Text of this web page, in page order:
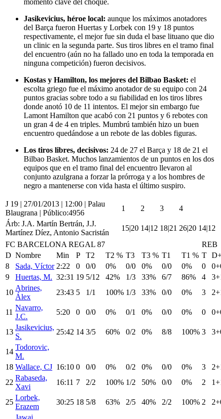
Jasikevicius, héroe local: aunque los máximos anotadores
del Barça fueron Huertas y Lorbek con 19 y 18 puntos
respectivamente, el mejor fue sin duda el base lituano que dio
un clinic en la segunda parte. Sus tiros libres en el tramo final
del encuentro (aún no ha fallado uno en toda la temporada en
ninguna competición) fueron decisivos.
Kostas y Hamilton, los mejores del Bilbao Basket: el
escolta griego fue el máximo anotador de su equipo con 24
puntos gracias sobre todo a su fiabilidad en los tiros libres
donde anotó 10 de 11 intentos. El mejor sin embargo fue
Lamont Hamilton que acabó con 21 puntos y 6 rebotes con
un gran 4 de 4 en triples. Mumbrú también hizo un buen
encuentro quedándose a un rebote de las dobles figuras.
Los tiros libres, decisivos: 24 de 27 el Barça y 18 de 21 el
Bilbao Basket. Muchos lanzamientos de un puntos en los dos
equipos que en el tramo final del encuentro llevaron al
conjunto azulgrana a forzar la prórroga y a los hombres de
negro a mantenerse con vida hasta el último suspiro.
J 19 | 27/01/2013 | 12:00 | Palau
Blaugrana | Público:4956
1 2 3
4
Árb: J.A. Martín Bertrán, J.J.
Martínez Díez, Antonio Sacristán
15|20 14|12 18|21 26|20 14|12
FC BARCELONA REGAL 87
REB
D Nombre Min P T2 T2 % T3 T3 % T1 T1 % T
8
Sada, Víctor 2:22 0 0/0 0% 0/0 0% 0/0 0% 0
9
Huertas, M. 32:31 19 5/12 42% 1/3 33% 6/7 86% 4
10
Abrines,
Álex
23:43 5 1/1 100% 1/3 33% 0/0 0% 3
11
Navarro,
J.C.
5:20 0 0/0 0% 0/1 0% 0/0 0% 0
13
Jasikevicius,
S.
25:42 14 3/5 60% 0/2 0% 8/8 100% 3
14
Todorovic,
M.
18 Wallace, CJ 16:10 0 0/0 0% 0/2 0% 0/0 0% 3
22
Rabaseda,
Xavi
16:11 7 2/2 100% 1/2 50% 0/0 0% 2
25
Lorbek,
Erazem
30:25 18 5/8 63% 2/5 40% 2/2 100% 2
Jawai,